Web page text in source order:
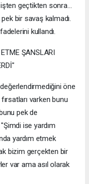
işten geçtikten sonra...
pek bir savaş kalmadı.
kullandı.
ŞANSLARI
değerlendirmediğini öne
varken bunu
pek de
ise yardım
yardım etmek
bizim gerçekten bir
var ama asıl olarak